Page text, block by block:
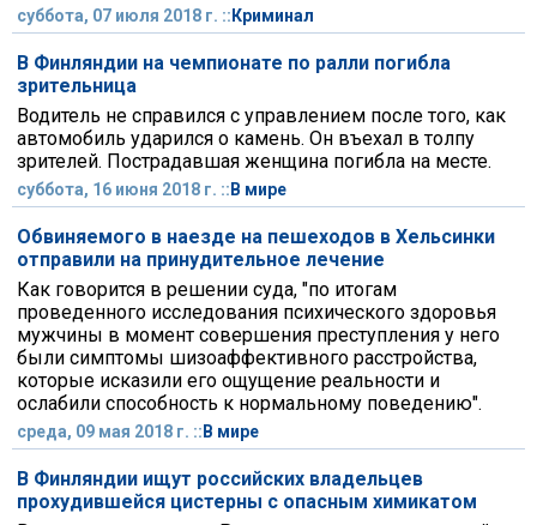
суббота, 07 июля 2018 г. :: Криминал
В Финляндии на чемпионате по ралли погибла
зрительница
Водитель не справился с управлением после того, как
автомобиль ударился о камень. Он въехал в толпу
зрителей. Пострадавшая женщина погибла на месте.
суббота, 16 июня 2018 г. :: В мире
Обвиняемого в наезде на пешеходов в Хельсинки
отправили на принудительное лечение
Как говорится в решении суда, "по итогам
проведенного исследования психического здоровья
мужчины в момент совершения преступления у него
были симптомы шизоаффективного расстройства,
которые исказили его ощущение реальности и
ослабили способность к нормальному поведению".
среда, 09 мая 2018 г. :: В мире
В Финляндии ищут российских владельцев
прохудившейся цистерны с опасным химикатом